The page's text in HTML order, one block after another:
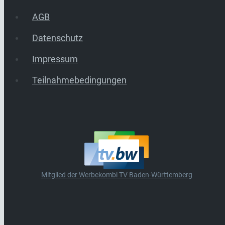
AGB
Datenschutz
Impressum
Teilnahmebedingungen
Mitglied der Werbekombi TV Baden-Württemberg